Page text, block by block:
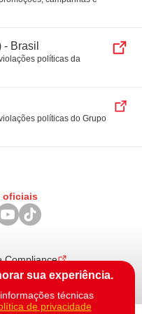
Brasil
políticas da
políticas do Grupo
oficiais
Compliance
46.344.354/0006-69
sua experiência.
técnicas
de privacidade